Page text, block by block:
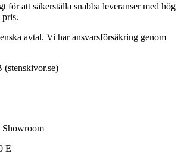
för att säkerställa snabba leveranser med hög
avtal. Vi har ansvarsförsäkring genom
E